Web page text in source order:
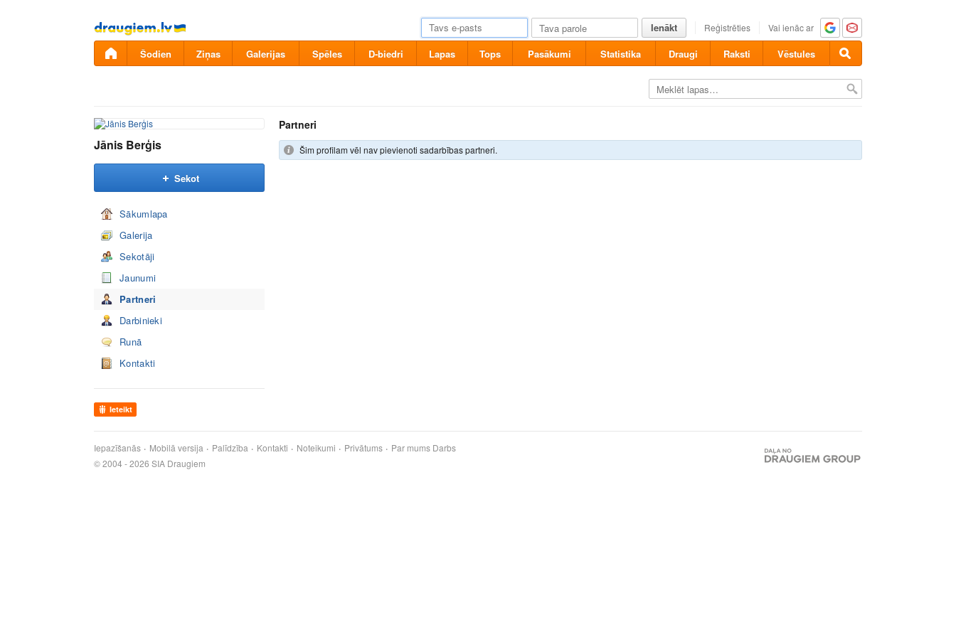
Pāriet
uz
saturu
Ienākt Reģistrēties Vai ienāc ar
Šodien Ziņas Galerijas Spēles D-biedri Lapas Tops Pasākumi Statistika Draugi Raksti Vēstules
Jānis Berģis
Sekot
Sākumlapa
Galerija
Sekotāji
Jaunumi
Partneri
Darbinieki
Runā
Kontakti
Ieteikt
Partneri
Šim profilam vēl nav pievienoti sadarbības partneri.
Iepazīšanās Mobilā versija Palīdzība Kontakti Noteikumi Privātums Par mums Darbs
© 2004 - 2026 SIA Draugiem